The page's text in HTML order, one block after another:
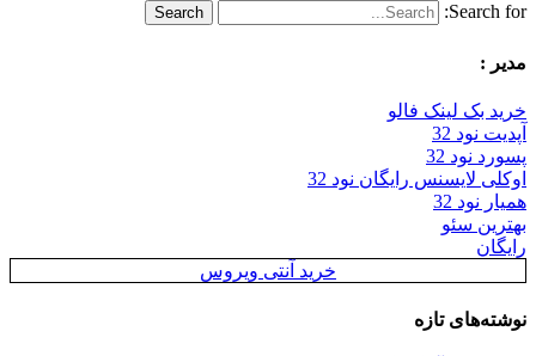
Search for:
مدیر :
خرید بک لینک فالو
آپدیت نود 32
پسورد نود 32
اوکلی لایسنس رایگان نود 32
همیار نود 32
بهترین سئو
رایگان
خرید آنتی ویروس
نوشته‌های تازه